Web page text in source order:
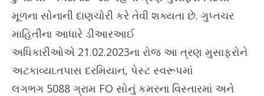
મૂળના સોનાની દાણચોરી કરે તેવી શક્યતા છે. ગુપ્તચર
માહિતીના આધારે ડીઆરઆઈ
અધિકારીઓએ 21.02.2023ના રોજ આ ત્રણ મુસાફરોને
અટકાવ્યા.તપાસ દરમિયાન, પેસ્ટ સ્વરૂપમાં
લગભગ 5088 ગ્રામ FO સોનું કમરના વિસ્તારમાં અને